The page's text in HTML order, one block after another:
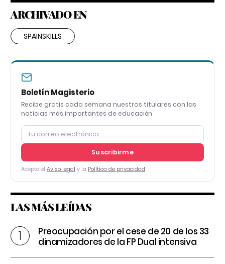
ARCHIVADO EN
SPAINSKILLS
Boletín Magisterio
Recibe gratis cada semana nuestros titulares con las
noticias más importantes de educación
Suscribirme
Acepto el Aviso legal y la Política de privacidad
LAS MÁS LEÍDAS
Preocupación por el cese de 20 de los 33
dinamizadores de la FP Dual intensiva